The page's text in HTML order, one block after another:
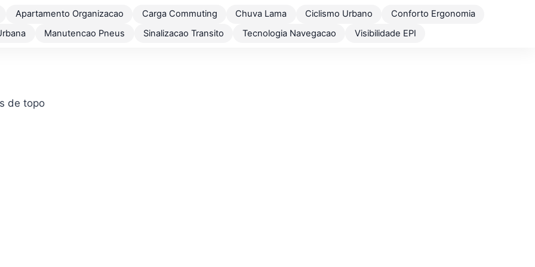
Apartamento Organizacao Carga Commuting Chuva Lama Ciclismo Urbano
Conforto Ergonomia
Manutencao Pneus Sinalizacao Transito Tecnologia Navegacao Visibilidade EPI